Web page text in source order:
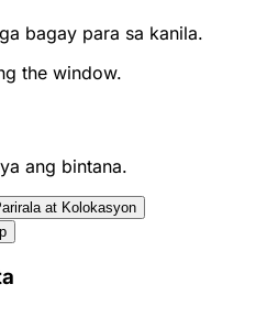
bagay para sa kanila.
the window.
ang bintana.
at Kolokasyon